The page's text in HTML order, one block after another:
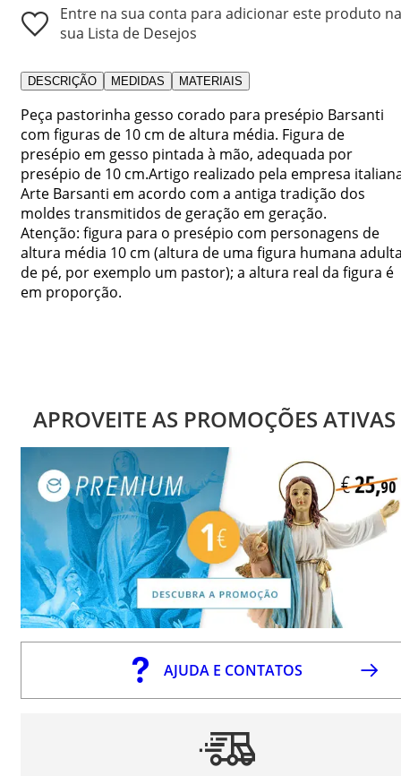
Entre na sua conta para adicionar este produto na
sua Lista de Desejos
DESCRIÇÃO MEDIDAS MATERIAIS
Peça pastorinha gesso corado para presépio Barsanti
com figuras de 10 cm de altura média. Figura de
presépio em gesso pintada à mão, adequada por
presépio de 10 cm.Artigo realizado pela empresa
Arte Barsanti em acordo com a antiga tradição dos
moldes transmitidos de geração em geração.
Atenção: figura para o presépio com personagens de
altura média 10 cm (altura de uma figura humana
de pé, por exemplo um pastor); a altura real da figura é
em proporção.
APROVEITE AS PROMOÇÕES ATIVAS
AJUDA E CONTATOS